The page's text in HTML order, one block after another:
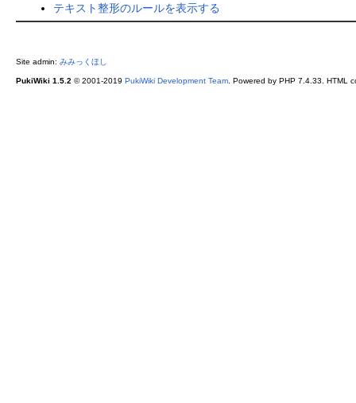
テキスト整形のルールを表示する
Site admin: みみっくほし
PukiWiki 1.5.2 © 2001-2019 PukiWiki Development Team. Powered by PHP 7.4.33. HTML